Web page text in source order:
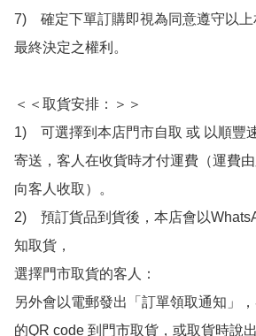
7)　確定下單訂購即視為同意遵守以
最終決定之權利。
＜＜取貨安排：＞＞
1)　可選擇到本店門市自取 或 以順豐
寄送，客人在收貨時才付運費（運費
向客人收取）。
2)　預訂貨品到貨後，本店會以
知取貨，
選擇門市取貨的客人：
另外會以電郵發出「訂單領取通知」
的QR code 到門市取貨，或取貨時說